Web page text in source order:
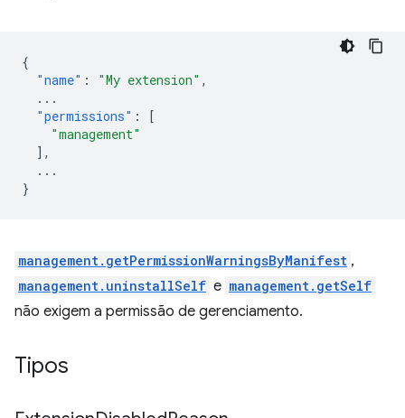
{
"name" : "My extension" ,
...
"permissions" :
[
"management"
],
...
}
management.getPermissionWarningsByManifest ,
management.uninstallSelf e management.getSelf
não exigem a permissão de gerenciamento.
Tipos